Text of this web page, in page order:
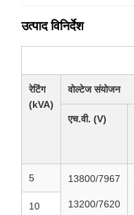
उत्पाद विनिर्देश
रेटिंग
(kVA)
वोल्टेज संयोजन
एच.वी. (V)
5 13800/7967
13200/7620
10